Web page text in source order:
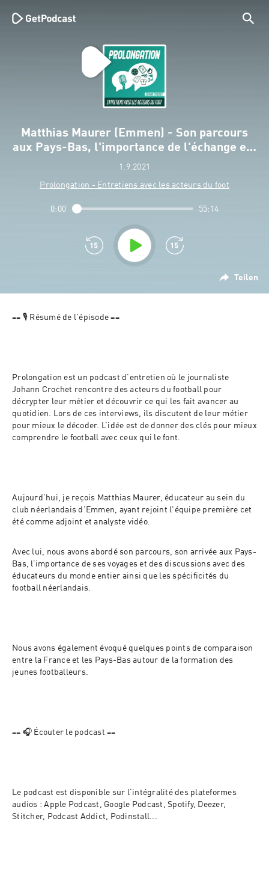
Matthias Maurer (Emmen) - Son parcours
aux Pays-Bas, l'importance de l'échange e…
1.9.2021
Prolongation - Entretiens avec les acteurs du foot
Teilen
0:00 55:14
== 🎙️ Résumé de l'épisode ==
Prolongation est un podcast d’entretien où le journaliste
Johann Crochet rencontre des acteurs du football pour
décrypter leur métier et découvrir ce qui les fait avancer au
quotidien. Lors de ces interviews, ils discutent de leur métier
pour mieux le décoder. L’idée est de donner des clés pour mieux
comprendre le football avec ceux qui le font.
Aujourd’hui, je reçois Matthias Maurer, éducateur au sein du
club néerlandais d’Emmen, ayant rejoint l'équipe première cet
été comme adjoint et analyste vidéo.
Avec lui, nous avons abordé son parcours, son arrivée aux Pays-
Bas, l’importance de ses voyages et des discussions avec des
éducateurs du monde entier ainsi que les spécificités du
football néerlandais.
Nous avons également évoqué quelques points de comparaison
entre la France et les Pays-Bas autour de la formation des
jeunes footballeurs.
== 🎧 Écouter le podcast ==
Le podcast est disponible sur l'intégralité des plateformes
audios : Apple Podcast, Google Podcast, Spotify, Deezer,
Stitcher, Podcast Addict, Podinstall...